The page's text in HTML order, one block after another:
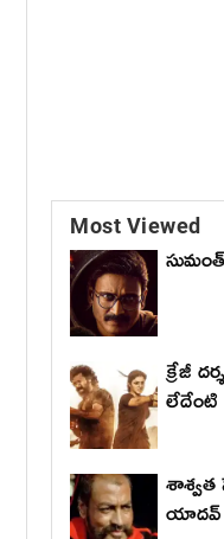
Most Viewed
క్రేజీ
లేదేంటి
శాశ్వత
యాదవ్